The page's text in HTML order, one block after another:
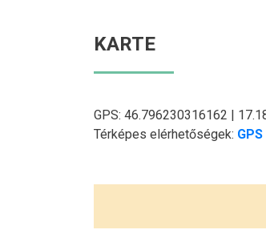
KARTE
GPS: 46.796230316162 |
Térképes elérhetőségek: